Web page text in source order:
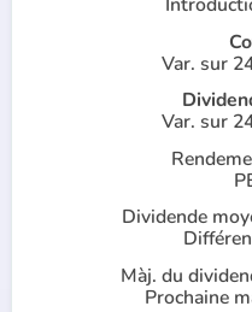
Var. sur
Var. sur
Dividende
Màj. du
Prochaine